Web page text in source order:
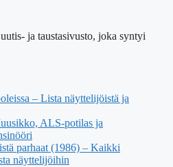
ja taustasivusto, joka syntyi
– Lista näyttelijöistä ja
ALS-potilas ja
parhaat (1986) – Kaikki
näyttelijöihin